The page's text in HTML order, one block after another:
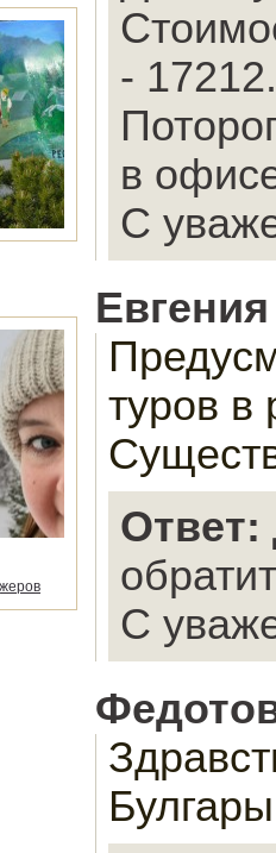
- 17212.
в
С
Евгения
туров в
Ответ:
С